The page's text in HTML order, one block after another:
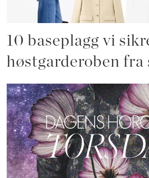
10 baseplagg vi
høstgarderoben fra